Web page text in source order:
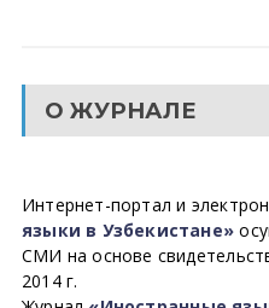
О ЖУРНАЛЕ
Интернет-портал и
языки в Узбекистане»
СМИ на основе
2014 г.